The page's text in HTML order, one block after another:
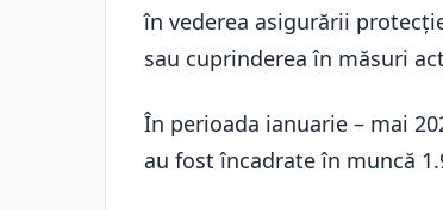
în vederea asigurării
sau cuprinderea în măsuri
În perioada ianuarie – mai
au fost încadrate în muncă